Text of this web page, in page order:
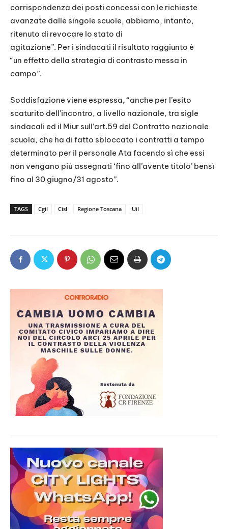
corrispondenza dei posti concessi con le richieste
avanzate dalle singole scuole, abbiamo, intanto,
ritenuto di revocare lo stato di
agitazione”. Per i sindacati il risultato raggiunto è
“un effetto della strategia di contrasto messa in
campo”.
Soddisfazione viene espressa, “anche per l’esito
scaturito dell’incontro, a livello nazionale, tra sigle
sindacali ed il Miur sull’art.59 del Contratto nazionale
scuola, che ha di fatto sbloccato i contratti a tempo
determinato per il personale Ata facendo sì che essi
non vengano più assegnati ‘fino all’avente titolo’ bensì
fino al 30 giugno/31 agosto”.
TAGS Cgil Cisl Regione Toscana Uil